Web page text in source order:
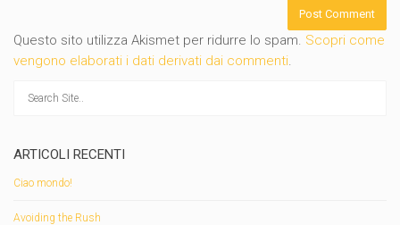
Questo sito utilizza Akismet per ridurre lo spam. Scopri come
vengono elaborati i dati derivati dai commenti.
ARTICOLI RECENTI
Ciao mondo!
Avoiding the Rush